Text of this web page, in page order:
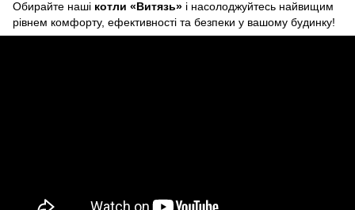
Обирайте наші котли «Витязь» і насолоджуйтесь найвищим
рівнем комфорту, ефективності та безпеки у вашому будинку!